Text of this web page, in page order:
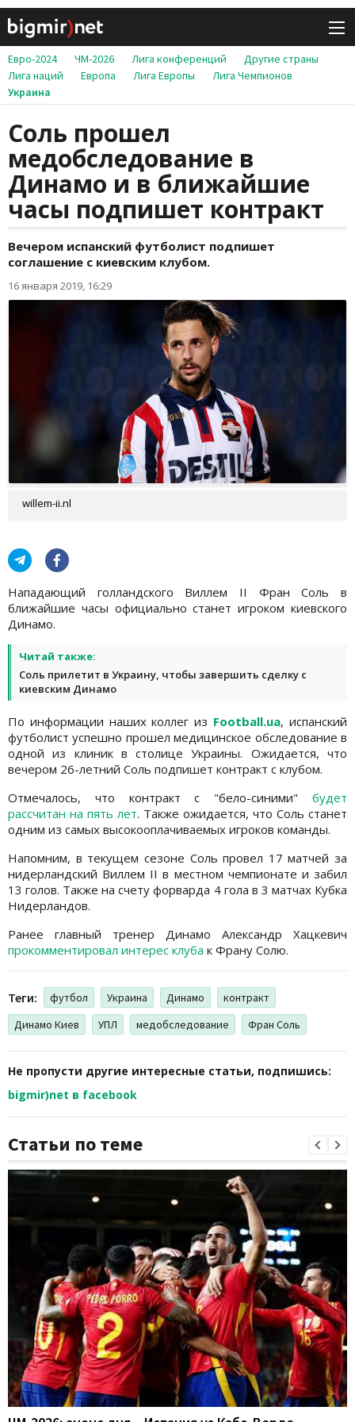
Евро-2024 ЧМ-2026 Лига конференций
Другие страны
Лига наций
Европа Лига Европы
Лига Чемпионов
Украина
Соль прошел
медобследование в
Динамо и в ближайшие
часы подпишет контракт
Вечером испанский футболист подпишет
соглашение с киевским клубом.
16 января 2019, 16:29
willem-ii.nl
Нападающий голландского Виллем II Фран Соль в
ближайшие часы официально станет игроком киевского
Динамо.
Читай также:
Соль прилетит в Украину, чтобы завершить сделку с
киевским Динамо
По информации наших коллег из Football.ua, испанский
футболист успешно прошел медицинское обследование в
одной из клиник в столице Украины. Ожидается, что
вечером 26-летний Соль подпишет контракт с клубом.
Отмечалось, что контракт с "бело-синими" будет
рассчитан на пять лет. Также ожидается, что Соль станет
одним из самых высокооплачиваемых игроков команды.
Напомним, в текущем сезоне Соль провел 17 матчей за
нидерландский Виллем II в местном чемпионате и забил
13 голов. Также на счету форварда 4 гола в 3 матчах Кубка
Нидерландов.
Ранее главный тренер Динамо Александр Хацкевич
прокомментировал интерес клуба к Франу Солю.
Теги: футбол Украина Динамо
контракт
Динамо Киев
УПЛ медобследование Фран Соль
Не пропусти другие интересные статьи, подпишись:
bigmir)net в facebook
Статьи по теме